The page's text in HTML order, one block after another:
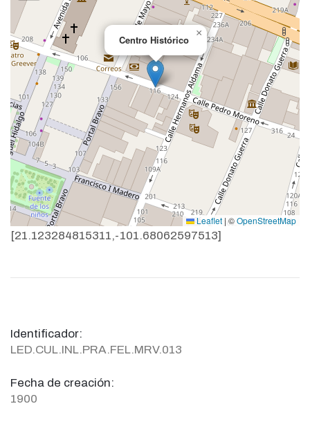
Centro Histórico
×
Leaflet |©OpenStreetMap
[21.123284815311,-101.68062597513]
Identificador:
LED.CUL.INL.PRA.FEL.MRV.013
Fecha de creación:
1900